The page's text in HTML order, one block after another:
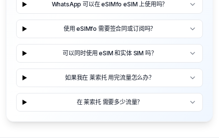
WhatsApp 可以在 eSIMfo eSIM 上使用吗？
使用 eSIMfo 需要签合同或订阅吗？
可以同时使用 eSIM 和实体 SIM 吗？
如果我在 莱索托 用完流量怎么办？
在 莱索托 需要多少流量？